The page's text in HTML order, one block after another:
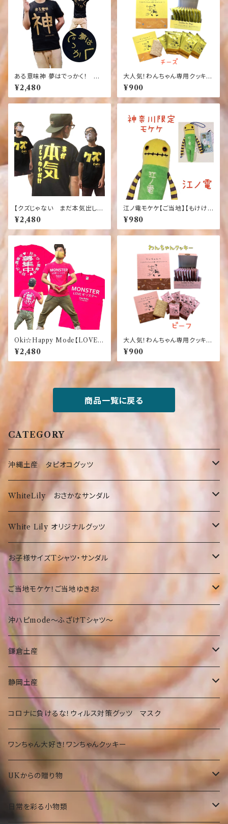
ある意味神 夢はでっかく！
黒 Oki☆Happy Mode お
もしろ ふざけTシャツ
¥2,480
大人気！わんちゃん専用クッキー
【チーズ味】【犬】【おやつ】ワンち
ゃんへ～人もワンちゃんも食べ
れるクッキー【10枚入り】【国産】
ク】【フード】
¥900
【クズじゃない まだ本気出して
ないだけ】おもしろTシャツ ふ
ざけ 黒Tシャツ
¥2,480
江ノ電モケケ【ご当地】【もけけ】
【モケケ】【ストラップ】【限定】【鎌
倉】【江ノ電】江ノ電モケケ
¥980
Oki☆Happy Mode【LOVEモ
ンスター】【好きぴっ募集中】おも
しろ ふざけTシャツ
¥2,480
大人気！わんちゃん専用クッキー
【ビーフ味】【犬】【おやつ】ワンち
ゃんへ～人もワンちゃんも食べ
れるクッキー【10枚入り】【国産】
¥900
商品一覧に戻る
CATEGORY
沖縄土産 タピオコグッツ
沖縄限定Tシャツ
弊社オリジナルTシャツ
オリオンTシャツ
沖縄限定Tシャツ
お菓子・食品
お菓子
食品・飲料
沖縄の守り神！シーサー☆
沖縄限定☆ゆきお
沖縄限定小物類
タオル
カバン
オリオンビールグッツ
Tシャツ
タオル
WhiteLily おさかなサンダル
お魚サンダル
White Lily オリジナルグッツ
Tシャツ
沖縄
鎌倉
ふざけTシャツ
その他
小物
お子様サイズTシャツ・サンダル
サンダル
Tシャツ
ご当地モケケ！ご当地ゆきお！
東京
神奈川
静岡
部活
期間限定
沖縄限定 ゆきお
部活ゆきお
沖ハピmode～ふざけTシャツ～
鎌倉土産
お菓子・食品
洋菓子
和菓子
Tシャツ
大仏グッツ
静岡土産
お菓子・食品
洋菓子
和菓子
プリザーブドフラワー
名画、絵画アート小物
傘
コロナに負けるな！ウィルス対策グッツ マスク
ワンちゃん大好き！ワンちゃんクッキー
UKからの贈り物
お菓子
日常を彩る小物類